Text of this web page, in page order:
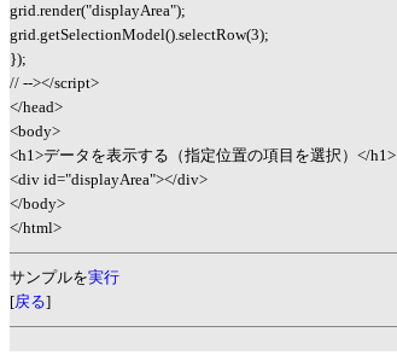
grid.render("displayArea");
grid.getSelectionModel().selectRow(3);
});
// --></script>
</head>
<body>
<h1>データを表示する（指定位置の項目を選択）</h1>
<div id="displayArea"></div>
</body>
</html>
サンプルを実行
[戻る]